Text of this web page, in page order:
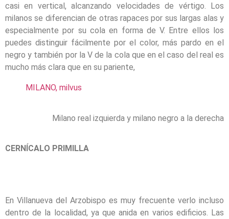
casi en vertical, alcanzando velocidades de vértigo. Los
milanos se diferencian de otras rapaces por sus largas alas y
especialmente por su cola en forma de V. Entre ellos los
puedes distinguir fácilmente por el color, más pardo en el
negro y también por la V de la cola que en el caso del real es
mucho más clara que en su pariente,
MILANO, milvus
Milano real izquierda y milano negro a la derecha
CERNÍCALO PRIMILLA
En Villanueva del Arzobispo es muy frecuente verlo incluso
dentro de la localidad, ya que anida en varios edificios. Las